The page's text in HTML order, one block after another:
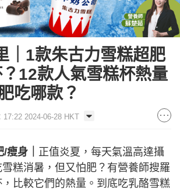
｜1款朱古力雪糕超肥
12款人氣雪糕杯熱量
吃哪款？
17:22 2024-06-28 HKT
瘦身｜ 正值炎夏，每天氣溫高達攝
糕消暑，但又怕肥？有營養師搜羅
比較它們的熱量。到底吃乳酪雪糕